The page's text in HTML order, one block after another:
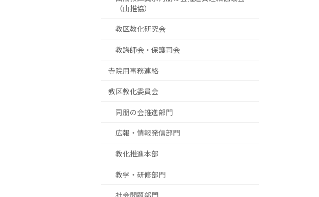
（山推協）
教区教化研究会
教誨師会・保護司会
寺院用事務連絡
教区教化委員会
同朋の会推進部門
広報・情報発信部門
教化推進本部
教学・研修部門